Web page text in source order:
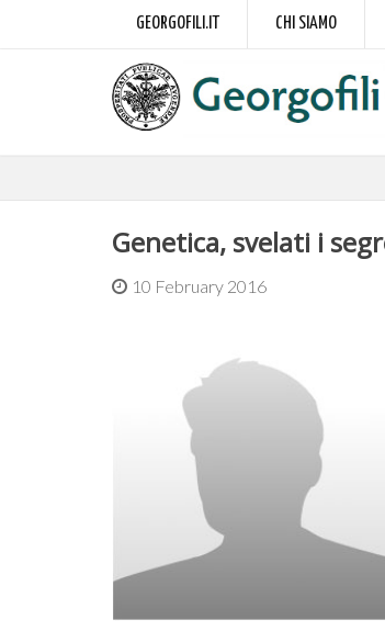
GEORGOFILI.IT CHI SIAMO
Genetica, svelati i
10 February 2016